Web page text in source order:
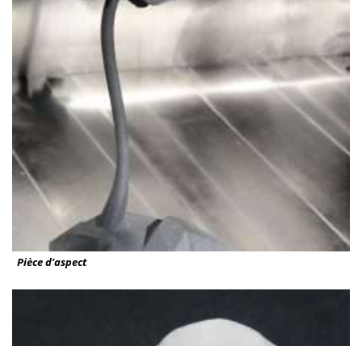
Pièce d’aspect